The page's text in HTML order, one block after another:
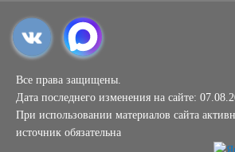
Все права защищены.
Дата последнего изменения на сайте:
При использовании материалов сайта
источник обязательна